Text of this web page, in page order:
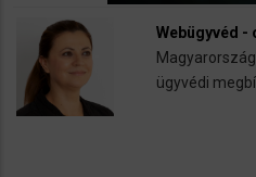
Webügyvéd -
ügyvédi